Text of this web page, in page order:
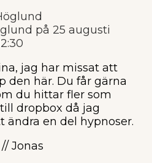
på 25 augusti
jag har missat att
den här. Du får gärna
du hittar fler som
dropbox då jag
ändra en del hypnoser.
Jonas